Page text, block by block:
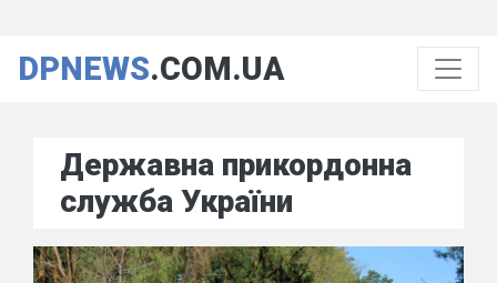
DPNEWS.COM.UA
Державна прикордонна
служба України